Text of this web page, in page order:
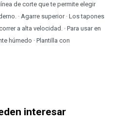
de corte que te permite elegir
· Agarre superior · Los tapones
a alta velocidad. · Para usar en
húmedo · Plantilla con
interesar